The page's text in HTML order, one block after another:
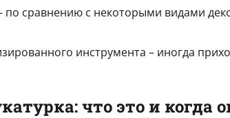
сравнению с некоторыми видами
инструмента – иногда
что это и когда